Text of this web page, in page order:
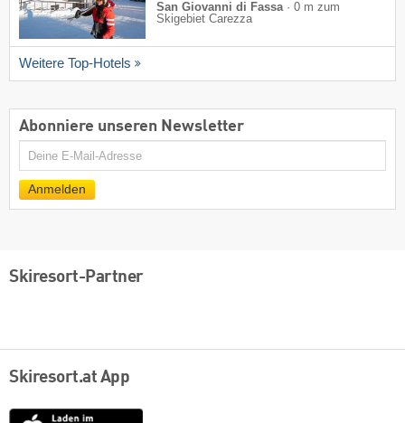
San Giovanni di Fassa· 0 m zum
Skigebiet Carezza
Weitere Top-Hotels
Abonniere unseren Newsletter
E-
Mail
Anmelden
Skiresort-Partner
Skiresort.at App
App